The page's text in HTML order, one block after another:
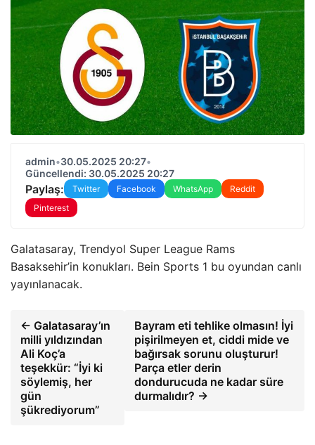
admin•30.05.2025 20:27•
Güncellendi: 30.05.2025 20:27
Paylaş: Twitter Facebook WhatsApp
Reddit
Pinterest
Galatasaray, Trendyol Super League Rams
Basaksehir’in konukları. Bein Sports 1 bu oyundan canlı
yayınlanacak.
← Galatasaray’ın
milli yıldızından
Ali Koç’a
teşekkür: “İyi ki
söylemiş, her
gün
şükrediyorum”
Bayram eti tehlike olmasın! İyi
pişirilmeyen et, ciddi mide ve
bağırsak sorunu oluşturur!
Parça etler derin
dondurucuda ne kadar süre
durmalıdır? →